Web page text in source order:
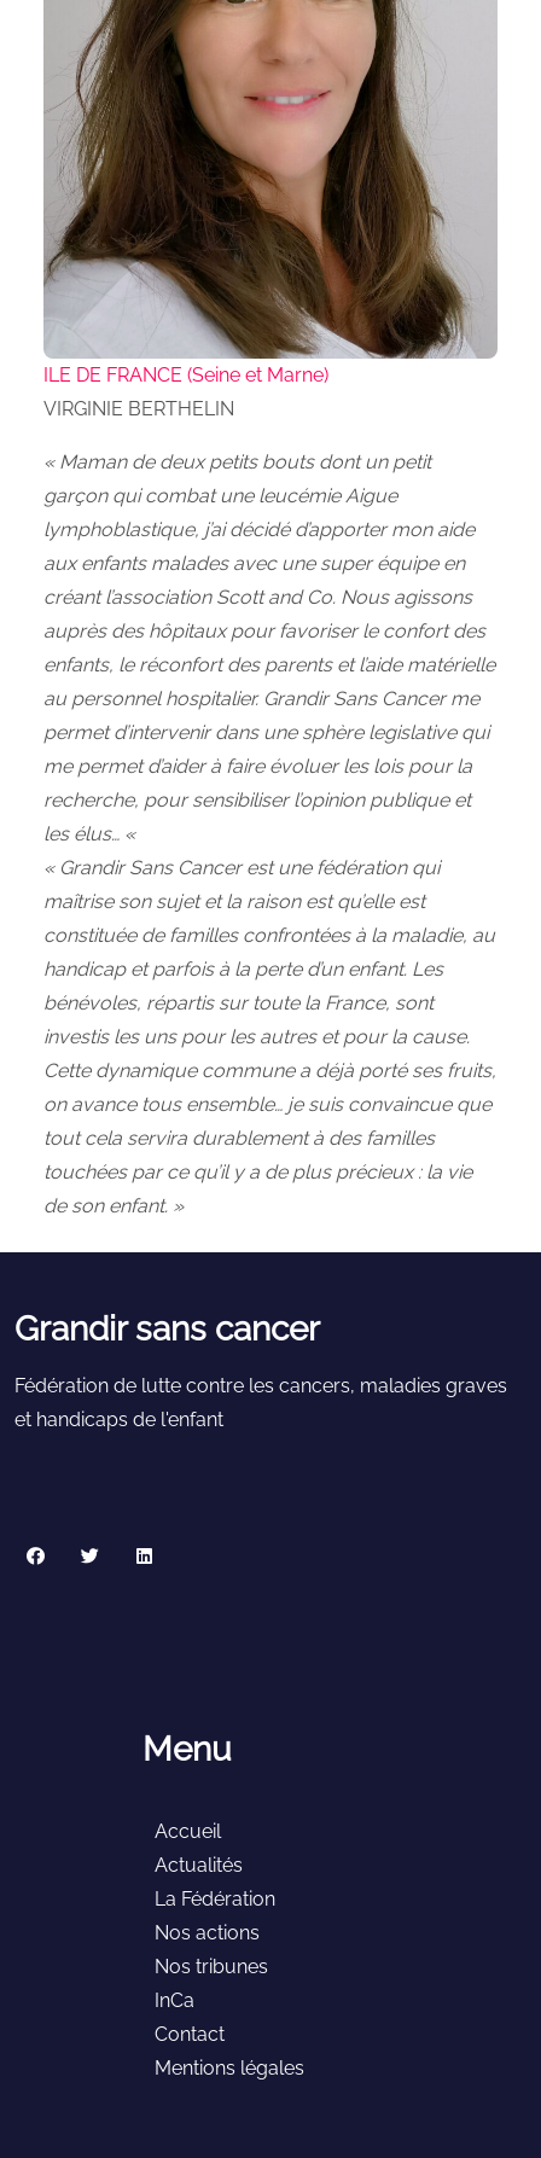
ILE DE FRANCE (Seine et Marne)
VIRGINIE BERTHELIN
« Maman de deux petits bouts dont un petit
garçon qui combat une leucémie Aigue
lymphoblastique, j’ai décidé d’apporter mon aide
aux enfants malades avec une super équipe en
créant l’association Scott and Co. Nous agissons
auprès des hôpitaux pour favoriser le confort des
enfants, le réconfort des parents et l’aide matérielle
au personnel hospitalier. Grandir Sans Cancer me
permet d’intervenir dans une sphère legislative qui
me permet d’aider à faire évoluer les lois pour la
recherche, pour sensibiliser l’opinion publique et
les élus… «
« Grandir Sans Cancer est une fédération qui
maîtrise son sujet et la raison est qu’elle est
constituée de familles confrontées à la maladie, au
handicap et parfois à la perte d’un enfant. Les
bénévoles, répartis sur toute la France, sont
investis les uns pour les autres et pour la cause.
Cette dynamique commune a déjà porté ses fruits,
on avance tous ensemble… je suis convaincue que
tout cela servira durablement à des familles
touchées par ce qu’il y a de plus précieux : la vie
de son enfant. »
Grandir sans cancer
Fédération de lutte contre les cancers, maladies graves
et handicaps de l'enfant
Menu
Accueil
Actualités
La Fédération
Nos actions
Nos tribunes
InCa
Contact
Mentions légales